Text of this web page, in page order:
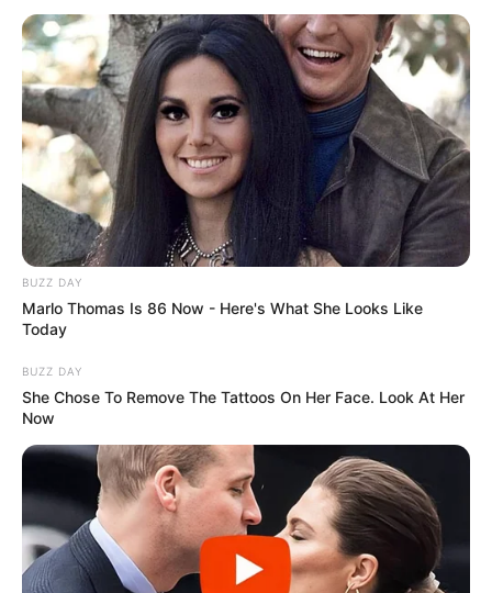
BUZZ DAY
Marlo Thomas Is 86 Now - Here's What She Looks Like
Today
BUZZ DAY
She Chose To Remove The Tattoos On Her Face. Look At Her
Now